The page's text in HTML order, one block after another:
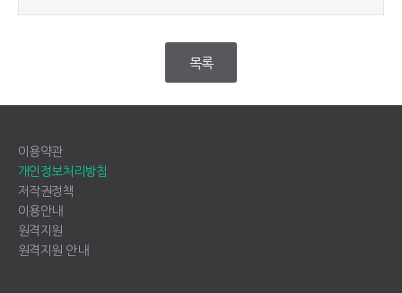
목록
이용약관
개인정보처리방침
저작권정책
이용안내
원격지원
원격지원 안내